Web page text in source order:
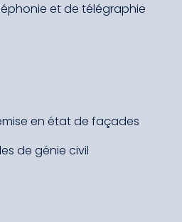
et de télégraphie
en état de façades
de génie civil